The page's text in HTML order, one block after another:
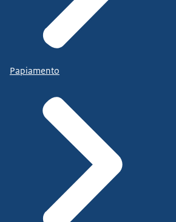
Papiamento